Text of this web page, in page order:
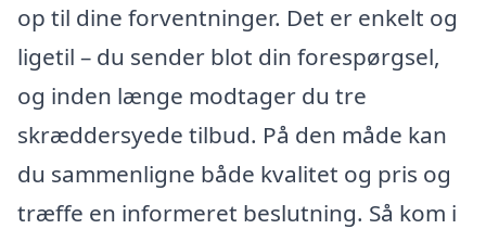
op til dine forventninger. Det er enkelt og
ligetil – du sender blot din forespørgsel,
og inden længe modtager du tre
skræddersyede tilbud. På den måde kan
du sammenligne både kvalitet og pris og
træffe en informeret beslutning. Så kom i